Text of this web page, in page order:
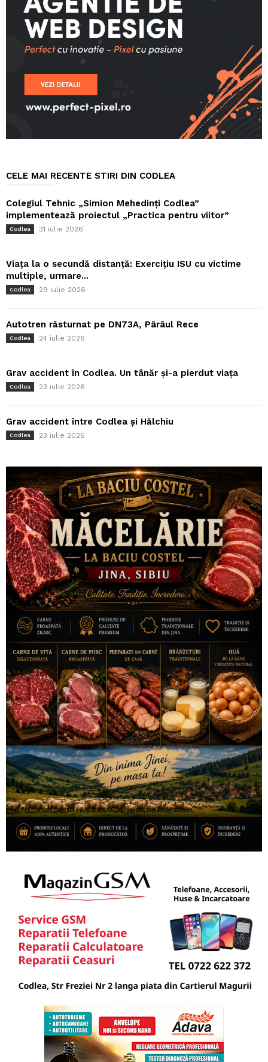
CELE MAI RECENTE STIRI DIN CODLEA
Colegiul Tehnic „Simion Mehedinți Codlea”
implementează proiectul „Practica pentru viitor”
Codlea 31 iulie 2026
Viața la o secundă distanță: Exercițiu ISU cu victime
multiple, urmare...
Codlea 29 iulie 2026
Autotren răsturnat pe DN73A, Pârâul Rece
Codlea 24 iulie 2026
Grav accident în Codlea. Un tânăr și-a pierdut viața
Codlea 23 iulie 2026
Grav accident între Codlea și Hălchiu
Codlea 23 iulie 2026